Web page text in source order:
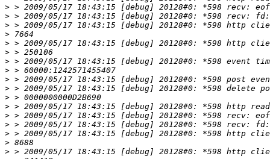
>
>
>
>
>
>
>
>
>
>
>
>
>
>
>
>
>